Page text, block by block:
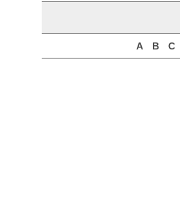
A B C